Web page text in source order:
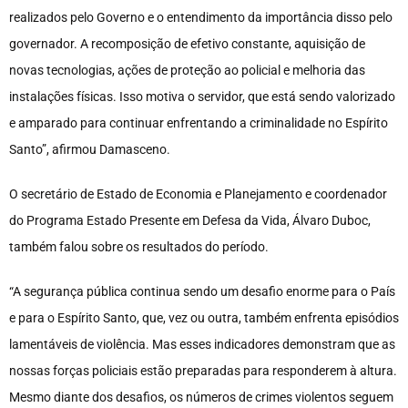
realizados pelo Governo e o entendimento da importância disso pelo
governador. A recomposição de efetivo constante, aquisição de
novas tecnologias, ações de proteção ao policial e melhoria das
instalações físicas. Isso motiva o servidor, que está sendo valorizado
e amparado para continuar enfrentando a criminalidade no Espírito
Santo”, afirmou Damasceno.
O secretário de Estado de Economia e Planejamento e coordenador
do Programa Estado Presente em Defesa da Vida, Álvaro Duboc,
também falou sobre os resultados do período.
“A segurança pública continua sendo um desafio enorme para o País
e para o Espírito Santo, que, vez ou outra, também enfrenta episódios
lamentáveis de violência. Mas esses indicadores demonstram que as
nossas forças policiais estão preparadas para responderem à altura.
Mesmo diante dos desafios, os números de crimes violentos seguem